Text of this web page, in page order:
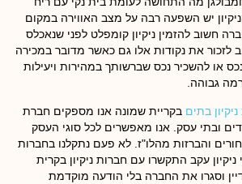
יש השפעה רבה על מצב האווירה במקום
חשוב להזמין ניקיון קומפלט לפני שנאכלס
את נקודות אלו גם כאשר מדובר במכירה
או להשכיר נכס שברשותך במהירות ויעילות
גבוהה.
בתים בקריית שמונה אנו מספקים חברת
ובתי עסק. אנו מאפשרים לכל סוגי העסק
והברזות מהלו"ז. לא פעם נתקלנו בחברות
עקב התקשרו עם חברות ניקיון בקרית
וסגרו את החברה בלי הודעה מוקדמת